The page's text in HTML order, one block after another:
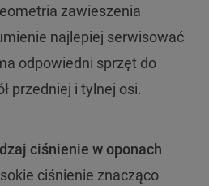
zawieszenia
najlepiej serwisować
odpowiedni sprzęt do
przedniej i tylnej osi.
ciśnienie w oponach
ciśnienie znacząco